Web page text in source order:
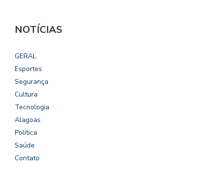
NOTÍCIAS
GERAL
Esportes
Segurança
Cultura
Tecnologia
Alagoas
Política
Saúde
Contato